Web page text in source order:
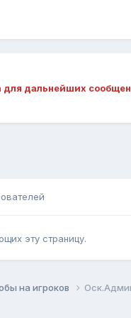
для дальнейших
эту страницу.
на игроков